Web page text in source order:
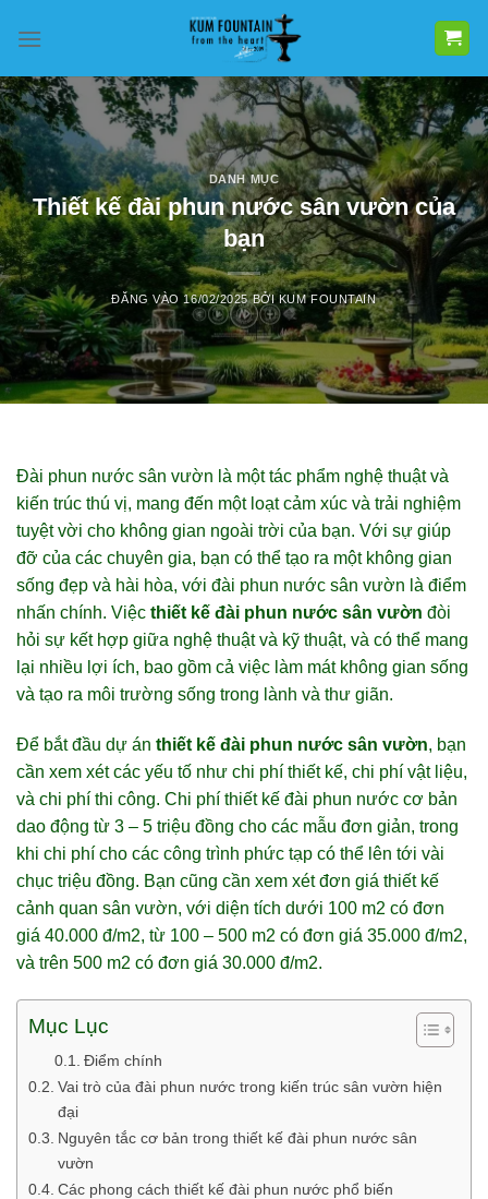
qua
dung
DANH MỤC
Thiết kế đài phun nước sân vườn của
bạn
ĐĂNG VÀO 16/02/2025 BỞI KUM FOUNTAIN
Đài phun nước sân vườn là một tác phẩm nghệ thuật và
kiến trúc thú vị, mang đến một loạt cảm xúc và trải nghiệm
tuyệt vời cho không gian ngoài trời của bạn. Với sự giúp
đỡ của các chuyên gia, bạn có thể tạo ra một không gian
sống đẹp và hài hòa, với đài phun nước sân vườn là điểm
nhấn chính. Việc thiết kế đài phun nước sân vườn đòi
hỏi sự kết hợp giữa nghệ thuật và kỹ thuật, và có thể mang
lại nhiều lợi ích, bao gồm cả việc làm mát không gian sống
và tạo ra môi trường sống trong lành và thư giãn.
Để bắt đầu dự án thiết kế đài phun nước sân vườn, bạn
cần xem xét các yếu tố như chi phí thiết kế, chi phí vật liệu,
và chi phí thi công. Chi phí thiết kế đài phun nước cơ bản
dao động từ 3 – 5 triệu đồng cho các mẫu đơn giản, trong
khi chi phí cho các công trình phức tạp có thể lên tới vài
chục triệu đồng. Bạn cũng cần xem xét đơn giá thiết kế
cảnh quan sân vườn, với diện tích dưới 100 m2 có đơn
giá 40.000 đ/m2, từ 100 – 500 m2 có đơn giá 35.000 đ/m2,
và trên 500 m2 có đơn giá 30.000 đ/m2.
Mục Lục
Điểm chính
Vai trò của đài phun nước trong kiến trúc sân vườn hiện
đại
Nguyên tắc cơ bản trong thiết kế đài phun nước sân
vườn
Các phong cách thiết kế đài phun nước phổ biến